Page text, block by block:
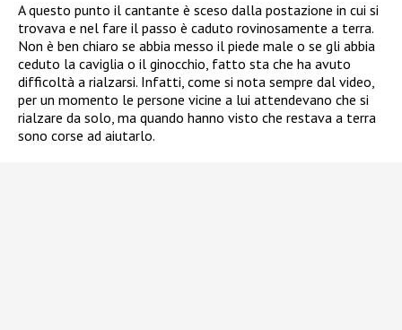
A questo punto il cantante è sceso dalla postazione in cui si
trovava e nel fare il passo è caduto rovinosamente a terra.
Non è ben chiaro se abbia messo il piede male o se gli abbia
ceduto la caviglia o il ginocchio, fatto sta che ha avuto
difficoltà a rialzarsi. Infatti, come si nota sempre dal video,
per un momento le persone vicine a lui attendevano che si
rialzare da solo, ma quando hanno visto che restava a terra
sono corse ad aiutarlo.